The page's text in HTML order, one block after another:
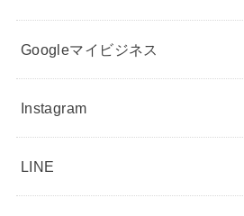
Googleマイビジネス
Instagram
LINE